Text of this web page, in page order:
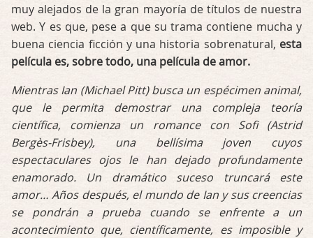
muy alejados de la gran mayoría de títulos de nuestra
web. Y es que, pese a que su trama contiene mucha y
buena ciencia ficción y una historia sobrenatural, esta
película es, sobre todo, una película de amor.
Mientras Ian (Michael Pitt) busca un espécimen animal,
que le permita demostrar una compleja teoría
científica, comienza un romance con Sofi (Astrid
Bergès-Frisbey), una bellísima joven cuyos
espectaculares ojos le han dejado profundamente
enamorado. Un dramático suceso truncará este
amor… Años después, el mundo de Ian y sus creencias
se pondrán a prueba cuando se enfrente a un
acontecimiento que, científicamente, es imposible y